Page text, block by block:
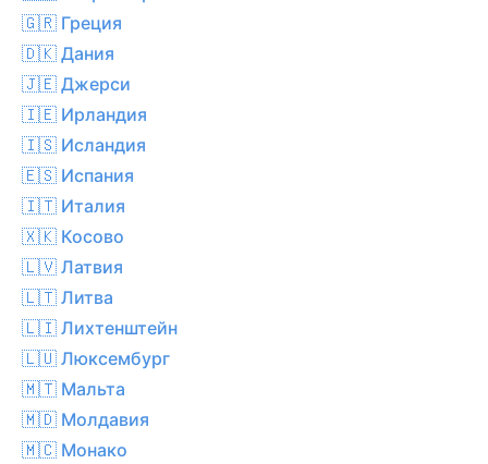
🇬🇷 Греция
🇩🇰 Дания
🇯🇪 Джерси
🇮🇪 Ирландия
🇮🇸 Исландия
🇪🇸 Испания
🇮🇹 Италия
🇽🇰 Косово
🇱🇻 Латвия
🇱🇹 Литва
🇱🇮 Лихтенштейн
🇱🇺 Люксембург
🇲🇹 Мальта
🇲🇩 Молдавия
🇲🇨 Монако